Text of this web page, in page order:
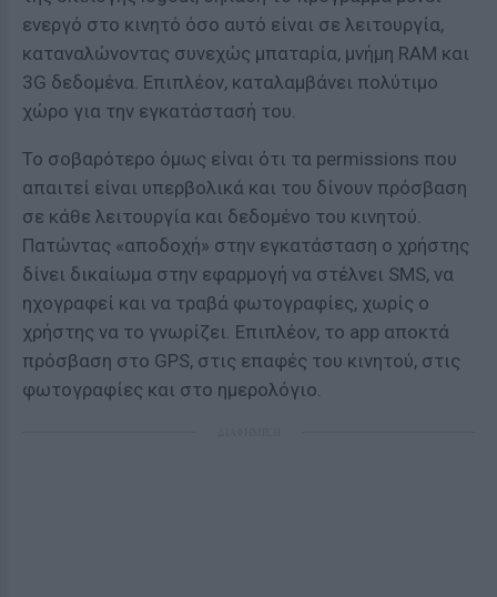
ενεργό στο κινητό όσο αυτό είναι σε λειτουργία,
καταναλώνοντας συνεχώς μπαταρία, μνήμη RAM και
3G δεδομένα. Επιπλέον, καταλαμβάνει πολύτιμο
χώρο για την εγκατάστασή του.
Το σοβαρότερο όμως είναι ότι τα permissions που
απαιτεί είναι υπερβολικά και του δίνουν πρόσβαση
σε κάθε λειτουργία και δεδομένο του κινητού.
Πατώντας «αποδοχή» στην εγκατάσταση ο χρήστης
δίνει δικαίωμα στην εφαρμογή να στέλνει SMS, να
ηχογραφεί και να τραβά φωτογραφίες, χωρίς ο
χρήστης να το γνωρίζει. Επιπλέον, το app αποκτά
πρόσβαση στο GPS, στις επαφές του κινητού, στις
φωτογραφίες και στο ημερολόγιο.